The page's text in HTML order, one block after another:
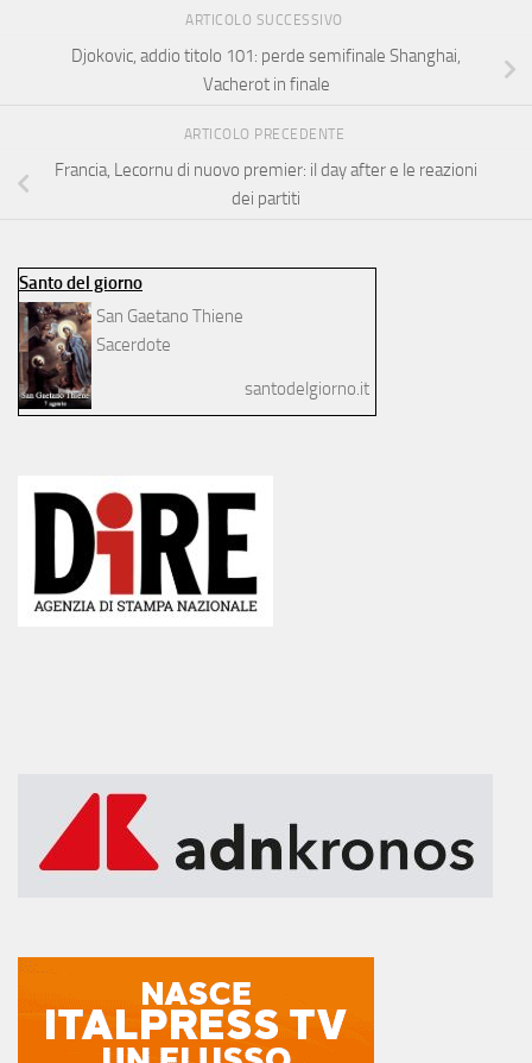
ARTICOLO SUCCESSIVO
Djokovic, addio titolo 101: perde semifinale Shanghai,
Vacherot in finale
ARTICOLO PRECEDENTE
Francia, Lecornu di nuovo premier: il day after e le reazioni
dei partiti
Santo del giorno
San Gaetano Thiene
Sacerdote
santodelgiorno.it